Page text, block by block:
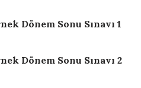
Dönem Sonu Sınavı 1
Dönem Sonu Sınavı 2